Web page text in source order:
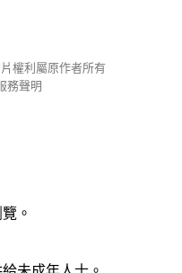
權利屬原作者所有
務聲明
。